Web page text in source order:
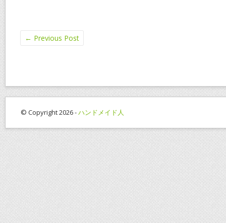
k
← Previous Post
© Copyright 2026 -ハンドメイド人